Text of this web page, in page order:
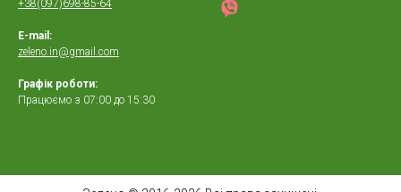
+38(097)698-85-64
E-mail:
zeleno.in@gmail.com
Графік роботи:
Працюємо з 07:00 до 15:30